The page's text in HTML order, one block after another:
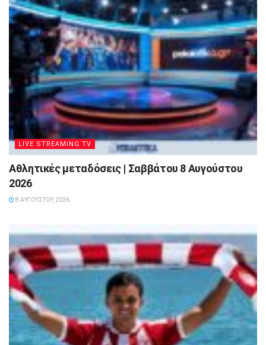
LIVE STREAMING TV
Αθλητικές μεταδόσεις | Σαββάτου 8 Αυγούστου
2026
8 ΑΥΓΟΎΣΤΟΥ, 2026